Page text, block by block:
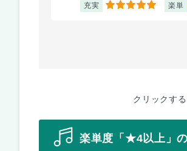
充実 5 楽単
クリックす
楽単度「★4以上」